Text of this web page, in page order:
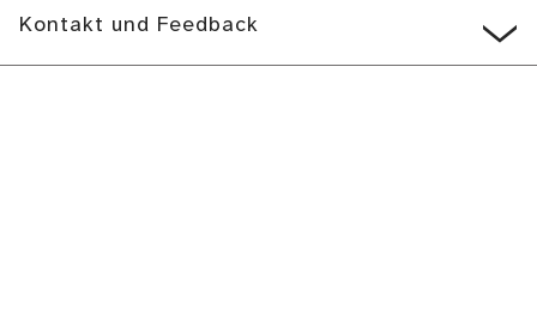
Kontakt und Feedback